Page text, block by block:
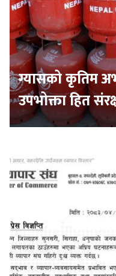
ग्यासको कृतिम
उपभोक्ता हित